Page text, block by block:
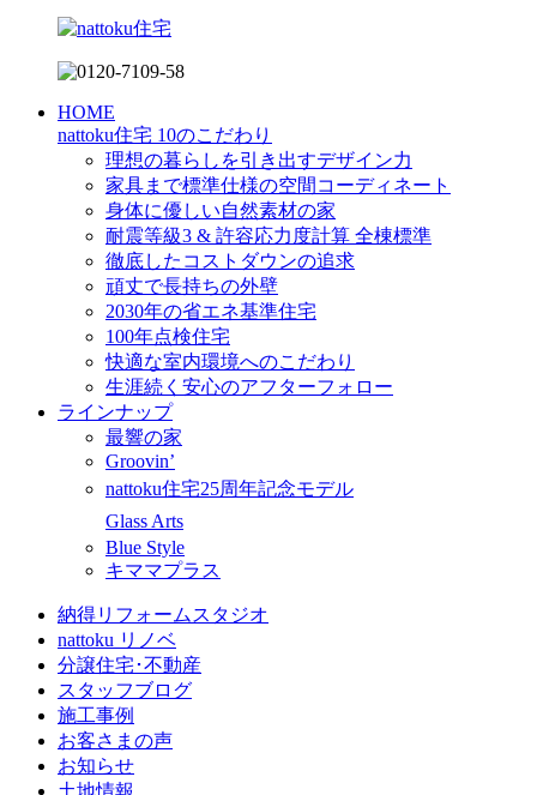
HOME
nattoku住宅 10のこだわり
理想の暮らしを引き出すデザイン力
家具まで標準仕様の空間コーディネート
身体に優しい自然素材の家
耐震等級3 & 許容応力度計算 全棟標準
徹底したコストダウンの追求
頑丈で長持ちの外壁
2030年の省エネ基準住宅
100年点検住宅
快適な室内環境へのこだわり
生涯続く安心のアフターフォロー
ラインナップ
最響の家
Groovin’
nattoku住宅25周年記念モデル
Glass Arts
Blue Style
キママプラス
納得リフォームスタジオ
nattoku リノベ
分譲住宅･不動産
スタッフブログ
施工事例
お客さまの声
お知らせ
土地情報